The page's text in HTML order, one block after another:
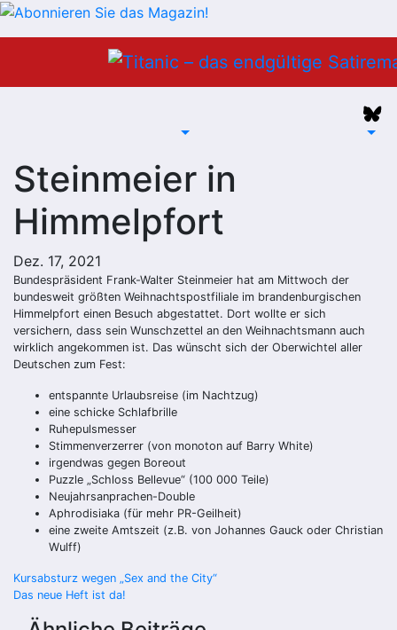
Steinmeier in
Himmelpfort
Dez. 17, 2021
Bundespräsident Frank-Walter Steinmeier hat am Mittwoch der
bundesweit größten Weihnachtspostfiliale im brandenburgischen
Himmelpfort einen Besuch abgestattet. Dort wollte er sich
versichern, dass sein Wunschzettel an den Weihnachtsmann auch
wirklich angekommen ist. Das wünscht sich der Oberwichtel aller
Deutschen zum Fest:
entspannte Urlaubsreise (im Nachtzug)
eine schicke Schlafbrille
Ruhepulsmesser
Stimmenverzerrer (von monoton auf Barry White)
irgendwas gegen Boreout
Puzzle „Schloss Bellevue“ (100 000 Teile)
Neujahrsanprachen-Double
Aphrodisiaka (für mehr PR-Geilheit)
eine zweite Amtszeit (z.B. von Johannes Gauck oder Christian
Wulff)
Beitragsnavigation
Kursabsturz wegen „Sex and the City“
Das neue Heft ist da!